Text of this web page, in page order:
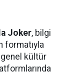
Joker, bilgi
formatıyla
kültür